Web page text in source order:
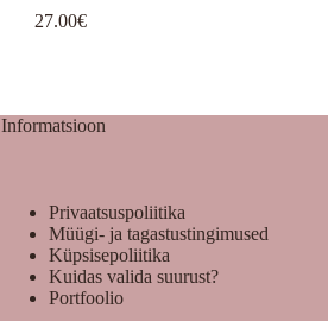
27.00€
Informatsioon
Privaatsuspoliitika
Müügi- ja tagastustingimused
Küpsisepoliitika
Kuidas valida suurust?
Portfoolio